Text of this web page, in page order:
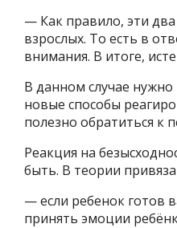
— Как правило, эти
взрослых. То есть в
внимания. В итоге,
В данном случае
новые способы
полезно обратиться к
Реакция на
быть. В теории
— если ребенок готов
принять эмоции